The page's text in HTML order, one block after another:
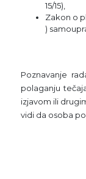
15/15),
Zakon o
)
Poznavanje
polaganju
izjavom ili
vidi da osoba